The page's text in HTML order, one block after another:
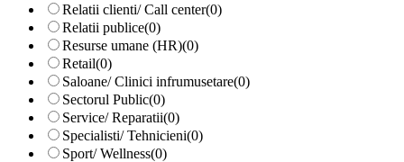
Relatii clienti/ Call center(0)
Relatii publice(0)
Resurse umane (HR)(0)
Retail(0)
Saloane/ Clinici infrumusetare(0)
Sectorul Public(0)
Service/ Reparatii(0)
Specialisti/ Tehnicieni(0)
Sport/ Wellness(0)